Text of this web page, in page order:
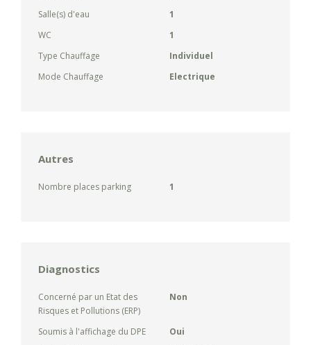
Salle(s) d'eau
1
WC
1
Type Chauffage
Individuel
Mode Chauffage
Electrique
Autres
Nombre places parking 1
Diagnostics
Concerné par un Etat des
Risques et Pollutions (ERP)
Non
Soumis à l'affichage du DPE
Oui